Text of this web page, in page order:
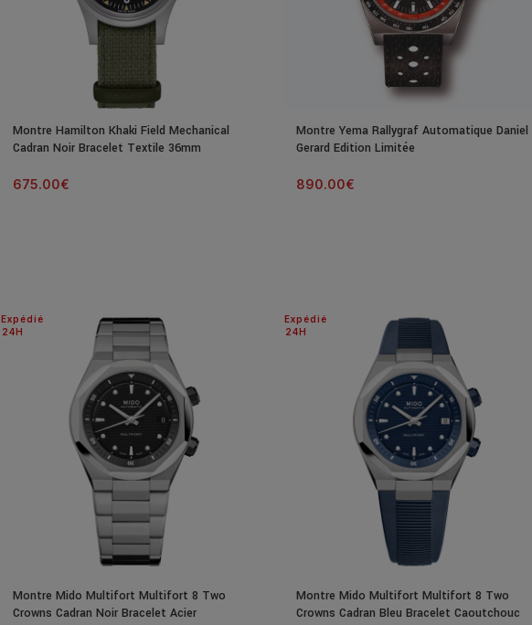
Montre Hamilton Khaki Field Mechanical
Cadran Noir Bracelet Textile 36mm
675.00€
Montre Yema Rallygraf Automatique Daniel
Gerard Edition Limitée
890.00€
24H
Expédié
Montre Mido Multifort Multifort 8 Two
Crowns Cadran Noir Bracelet Acier
24H
Expédié
Montre Mido Multifort Multifort 8 Two
Crowns Cadran Bleu Bracelet Caoutchouc